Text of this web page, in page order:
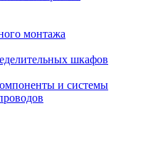
монтажа
шкафов
и системы